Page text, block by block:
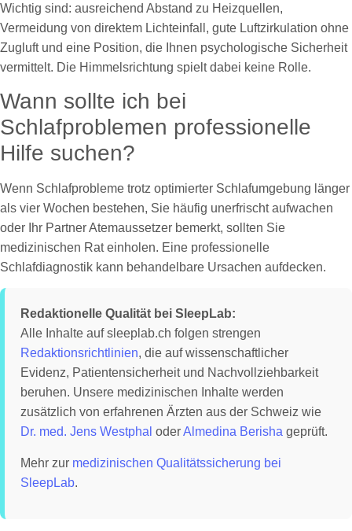
Wichtig sind: ausreichend Abstand zu Heizquellen,
Vermeidung von direktem Lichteinfall, gute Luftzirkulation ohne
Zugluft und eine Position, die Ihnen psychologische Sicherheit
vermittelt. Die Himmelsrichtung spielt dabei keine Rolle.
Wann sollte ich bei
Schlafproblemen professionelle
Hilfe suchen?
Wenn Schlafprobleme trotz optimierter Schlafumgebung länger
als vier Wochen bestehen, Sie häufig unerfrischt aufwachen
oder Ihr Partner Atemaussetzer bemerkt, sollten Sie
medizinischen Rat einholen. Eine professionelle
Schlafdiagnostik kann behandelbare Ursachen aufdecken.
Redaktionelle Qualität bei SleepLab:
Alle Inhalte auf sleeplab.ch folgen strengen
Redaktionsrichtlinien, die auf wissenschaftlicher
Evidenz, Patientensicherheit und Nachvollziehbarkeit
beruhen. Unsere medizinischen Inhalte werden
zusätzlich von erfahrenen Ärzten aus der Schweiz wie
Dr. med. Jens Westphal oderAlmedina Berisha geprüft.
Mehr zur medizinischen Qualitätssicherung bei
SleepLab.